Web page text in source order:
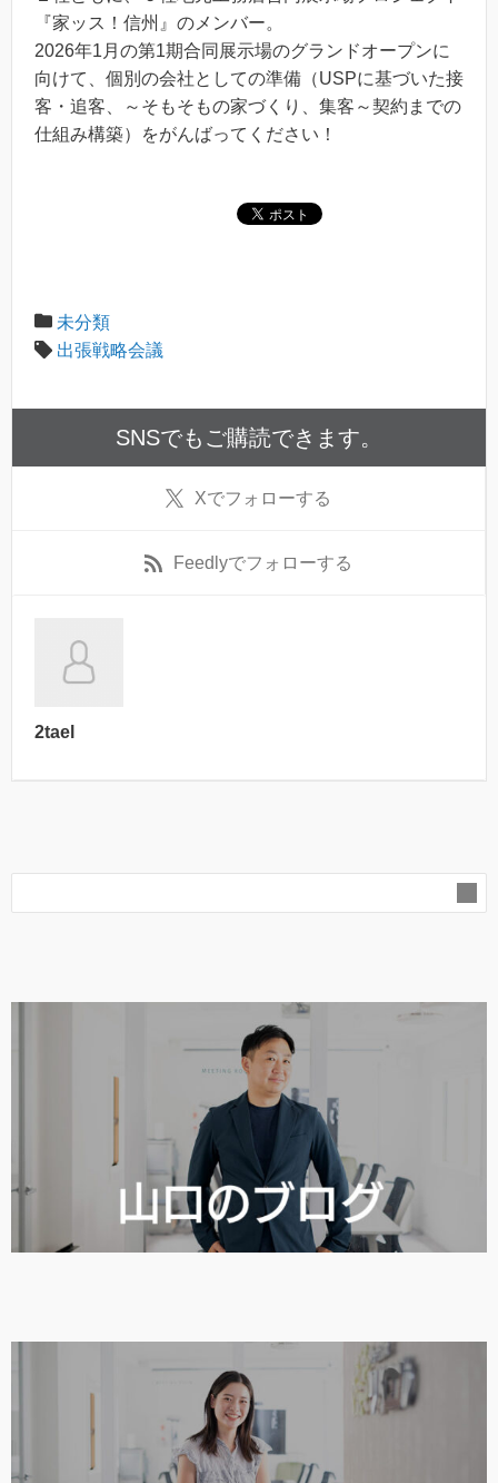
『家ッス！信州』のメンバー。
2026年1月の第1期合同展示場のグランドオープンに
向けて、個別の会社としての準備（USPに基づいた接
客・追客、～そもそもの家づくり、集客～契約までの
仕組み構築）をがんばってください！
未分類
出張戦略会議
SNSでもご購読できます。
Xでフォローする
Feedlyでフォローする
2tael